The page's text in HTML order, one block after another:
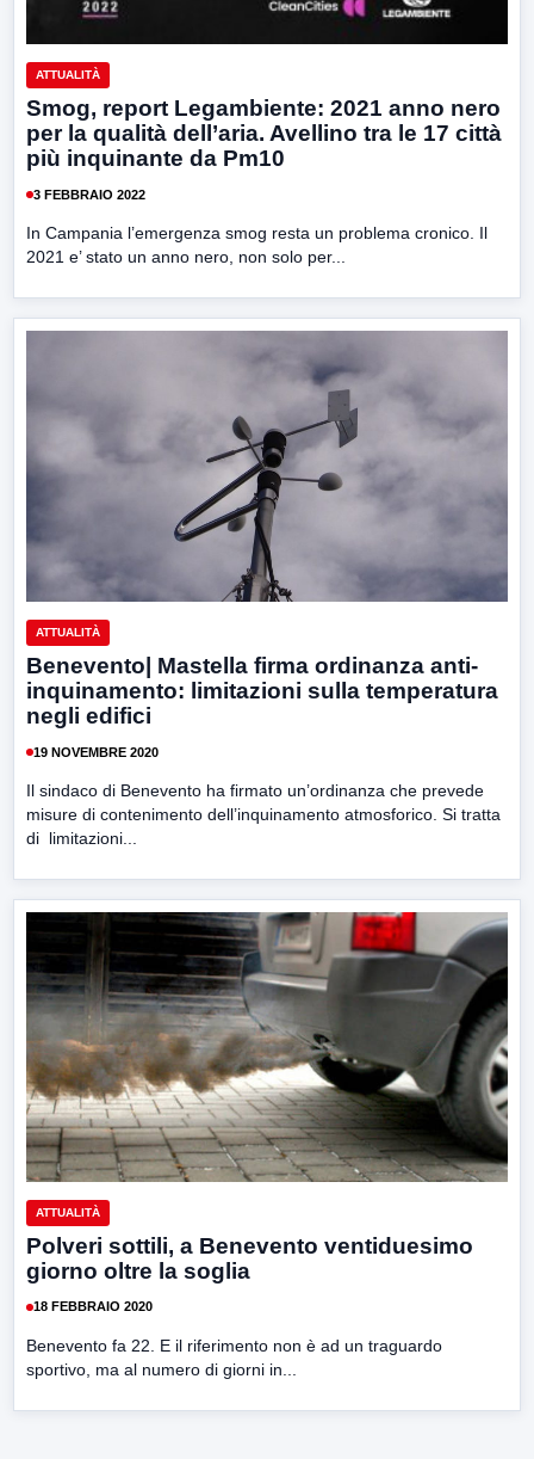
ATTUALITÀ
Smog, report Legambiente: 2021 anno nero
per la qualità dell’aria. Avellino tra le 17 città
più inquinante da Pm10
3 FEBBRAIO 2022
In Campania l’emergenza smog resta un problema cronico. Il
2021 e’ stato un anno nero, non solo per...
ATTUALITÀ
Benevento| Mastella firma ordinanza anti-
inquinamento: limitazioni sulla temperatura
negli edifici
19 NOVEMBRE 2020
Il sindaco di Benevento ha firmato un’ordinanza che prevede
misure di contenimento dell’inquinamento atmosforico. Si tratta
di limitazioni...
ATTUALITÀ
Polveri sottili, a Benevento ventiduesimo
giorno oltre la soglia
18 FEBBRAIO 2020
Benevento fa 22. E il riferimento non è ad un traguardo
sportivo, ma al numero di giorni in...